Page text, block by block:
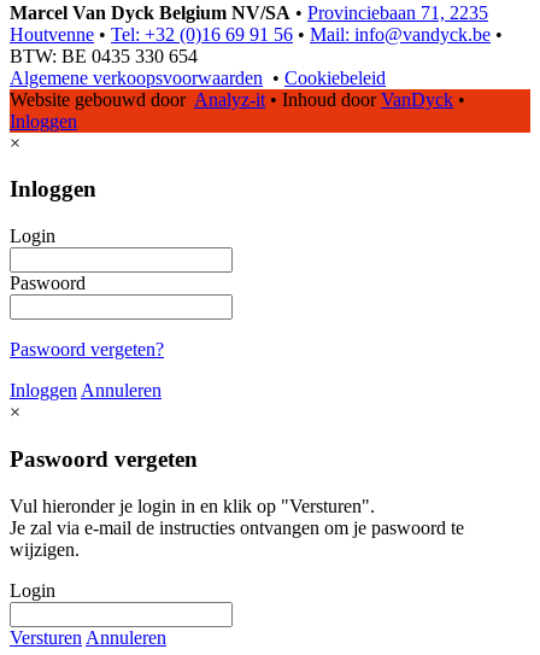
Marcel Van Dyck Belgium NV/SA • Provinciebaan 71, 2235
Houtvenne • Tel: +32 (0)16 69 91 56 • Mail: info@vandyck.be •
BTW: BE 0435 330 654
Algemene verkoopsvoorwaarden • Cookiebeleid
Website gebouwd door Analyz-it • Inhoud doorVanDyck •
Inloggen
×
Inloggen
Login
Paswoord
Paswoord vergeten?
Inloggen Annuleren
×
Paswoord vergeten
Vul hieronder je login in en klik op "Versturen".
Je zal via e-mail de instructies ontvangen om je paswoord te
wijzigen.
Login
Versturen Annuleren